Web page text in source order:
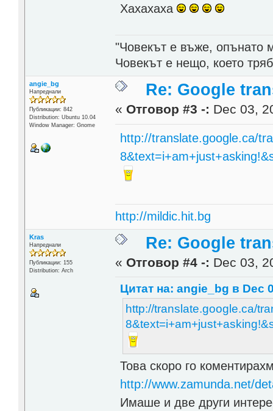
Хахахаха
"Човекът е въже, опънато
Човекът е нещо, което
angie_bg
Напреднали
Публикации: 842
Distribution: Ubuntu 10.04
Window Manager: Gnome
Re: Google
« Отговор #3 -: Dec 03,
http://translate.google.ca/
http://mildic.hit.bg
Kras
Напреднали
Публикации: 155
Distribution: Arch
Re: Google
« Отговор #4 -: Dec 03,
Цитат на: angie_bg в Dec
http://translate.google.ca/
Това скоро го
http://www.zamunda.net/
Имаше и две други